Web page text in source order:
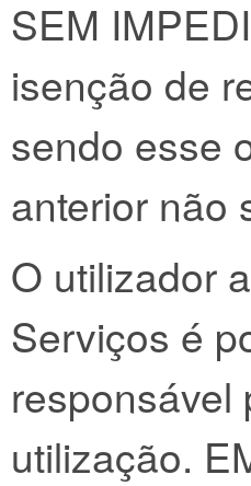
SEM
isenção de
sendo esse
anterior não
O utilizador
Serviços é
responsável
utilização.